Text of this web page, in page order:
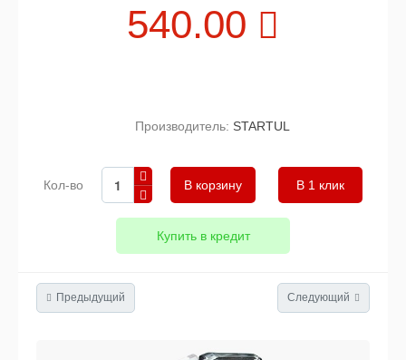
540.00
Производитель: STARTUL
Кол-во В 1 клик
Купить в кредит
Предыдущий Следующий